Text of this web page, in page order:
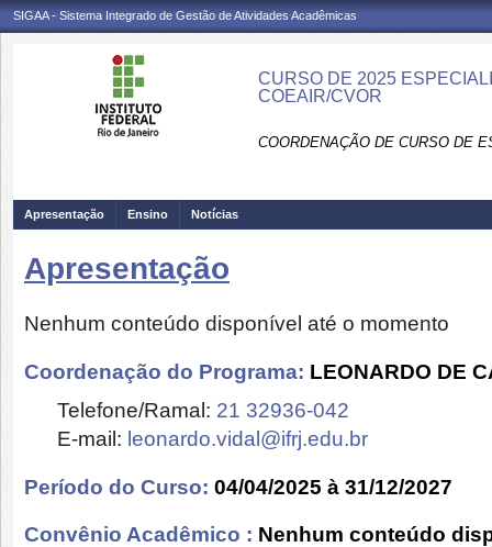
SIGAA - Sistema Integrado de Gestão de Atividades Acadêmicas
CURSO DE 2025
COEAIR/CVOR
COORDENAÇÃO DE CURSO DE
Apresentação Ensino Notícias
Apresentação
Nenhum conteúdo disponível até o momento
Coordenação do Programa: LEONARDO DE
Telefone/Ramal: 21 32936-042
E-mail: leonardo.vidal@ifrj.edu.br
Período do Curso: 04/04/2025 à 31/12/2027
Convênio Acadêmico : Nenhum conteúdo